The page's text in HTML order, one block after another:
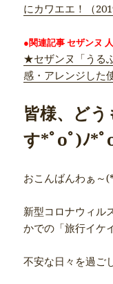
にカワエエ！（
●関連記事 セザンヌ
★セザンヌ「うる
感・アレンジした
皆様、ど
す*ﾟoﾟ)ﾉ*ﾟ
おこんばんわぁ～
新型コロナウィル
かでの「旅行イケ
不安な日々を過ご